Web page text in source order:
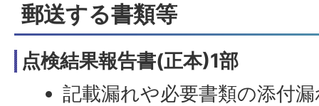
郵送する書類等
点検結果報告書(正本)1部
記載漏れや必要書類の添付